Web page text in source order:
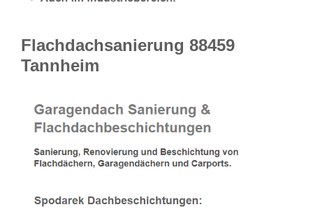
Flachdachsanierung 88459
Tannheim